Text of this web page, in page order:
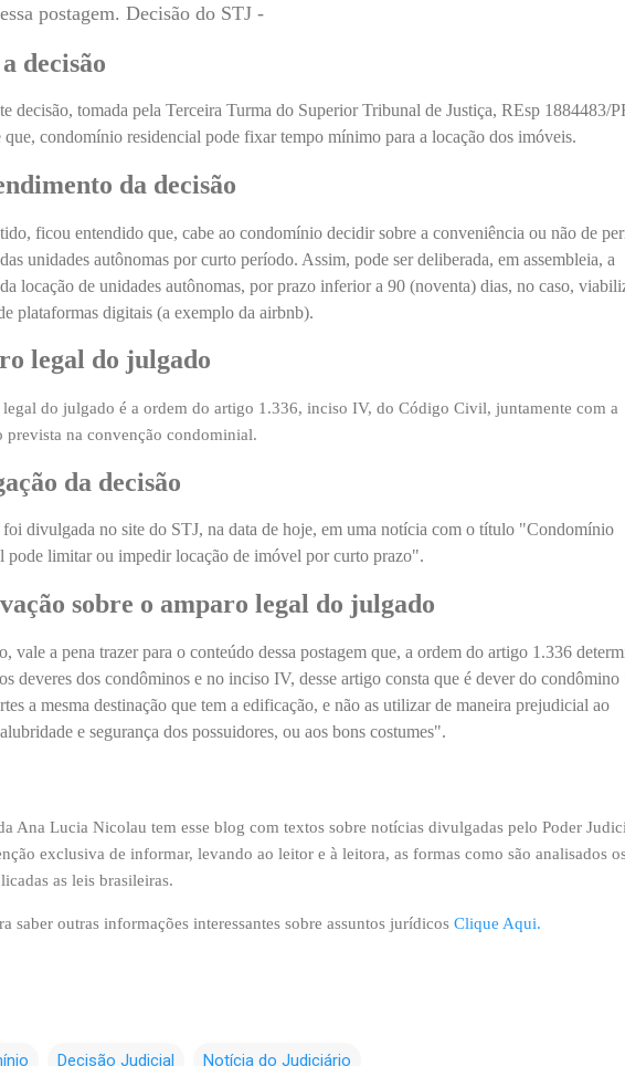
postagem. Decisão do STJ -
decisão
decisão, tomada pela Terceira Turma do Superior Tribunal de Justiça, REsp 1884483/
que, condomínio residencial pode fixar tempo mínimo para a locação dos imóveis.
da decisão
ficou entendido que, cabe ao condomínio decidir sobre a conveniência ou não de
unidades autônomas por curto período. Assim, pode ser deliberada, em assembleia, a
locação de unidades autônomas, por prazo inferior a 90 (noventa) dias, no caso,
plataformas digitais (a exemplo da airbnb).
legal do julgado
legal do julgado é a ordem do artigo 1.336, inciso IV, do Código Civil, juntamente com a
prevista na convenção condominial.
da decisão
divulgada no site do STJ, na data de hoje, em uma notícia com o título "Condomínio
pode limitar ou impedir locação de imóvel por curto prazo".
sobre o amparo legal do julgado
vale a pena trazer para o conteúdo dessa postagem que, a ordem do artigo 1.336
deveres dos condôminos e no inciso IV, desse artigo consta que é dever do condômino
a mesma destinação que tem a edificação, e não as utilizar de maneira prejudicial ao
e segurança dos possuidores, ou aos bons costumes".
Ana Lucia Nicolau tem esse blog com textos sobre notícias divulgadas pelo Poder
exclusiva de informar, levando ao leitor e à leitora, as formas como são analisados
as leis brasileiras.
saber outras informações interessantes sobre assuntos jurídicos Clique Aqui.
Decisão Judicial Notícia do Judiciário